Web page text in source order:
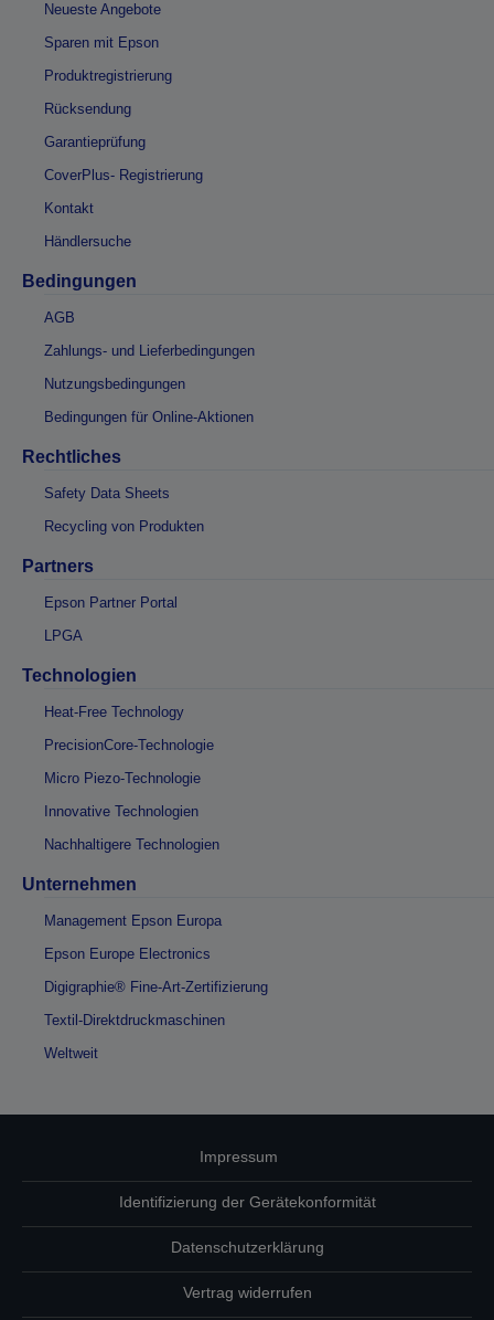
Neueste Angebote
Sparen mit Epson
Produktregistrierung
Rücksendung
Garantieprüfung
CoverPlus- Registrierung
Kontakt
Händlersuche
Bedingungen
AGB
Zahlungs- und Lieferbedingungen
Nutzungsbedingungen
Bedingungen für Online-Aktionen
Rechtliches
Safety Data Sheets
Recycling von Produkten
Partners
Epson Partner Portal
LPGA
Technologien
Heat-Free Technology
PrecisionCore-Technologie
Micro Piezo-Technologie
Innovative Technologien
Nachhaltigere Technologien
Unternehmen
Management Epson Europa
Epson Europe Electronics
Digigraphie® Fine-Art-Zertifizierung
Textil-Direktdruckmaschinen
Weltweit
Impressum
Identifizierung der Gerätekonformität
Datenschutzerklärung
Vertrag widerrufen